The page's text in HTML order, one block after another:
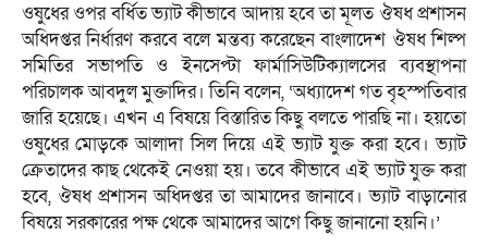
ওষুধের ওপর বর্ধিত ভ্যাট কীভাবে আদায় হবে তা মূলত ঔষধ প্রশাসন
অধিদপ্তর নির্ধারণ করবে বলে মন্তব্য করেছেন বাংলাদেশ ঔষধ শিল্প
সমিতির সভাপতি ও ইনসেপ্টা ফার্মাসিউটিক্যালসের ব্যবস্থাপনা
পরিচালক আবদুল মুক্তাদির। তিনি বলেন, ‘অধ্যাদেশ গত বৃহস্পতিবার
জারি হয়েছে। এখন এ বিষয়ে বিস্তারিত কিছু বলতে পারছি না। হয়তো
ওষুধের মোড়কে আলাদা সিল দিয়ে এই ভ্যাট যুক্ত করা হবে। ভ্যাট
ক্রেতাদের কাছ থেকেই নেওয়া হয়। তবে কীভাবে এই ভ্যাট যুক্ত করা
হবে, ঔষধ প্রশাসন অধিদপ্তর তা আমাদের জানাবে। ভ্যাট বাড়ানোর
বিষয়ে সরকারের পক্ষ থেকে আমাদের আগে কিছু জানানো হয়নি।’